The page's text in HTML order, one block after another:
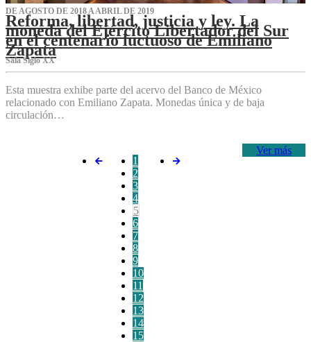
DE AGOSTO DE 2018 A ABRIL DE 2019
Reforma, libertad, justicia y ley. La
moneda del Ejército Libertador del Sur
en el centenario luctuoso de Emiliano
Zapata
Sala Siglo XX
Esta muestra exhibe parte del acervo del Banco de México
relacionado con Emiliano Zapata. Monedas única y de baja
circulación…
Ver más
1
2
3
4
5
6
7
8
9
10
11
12
13
14
15